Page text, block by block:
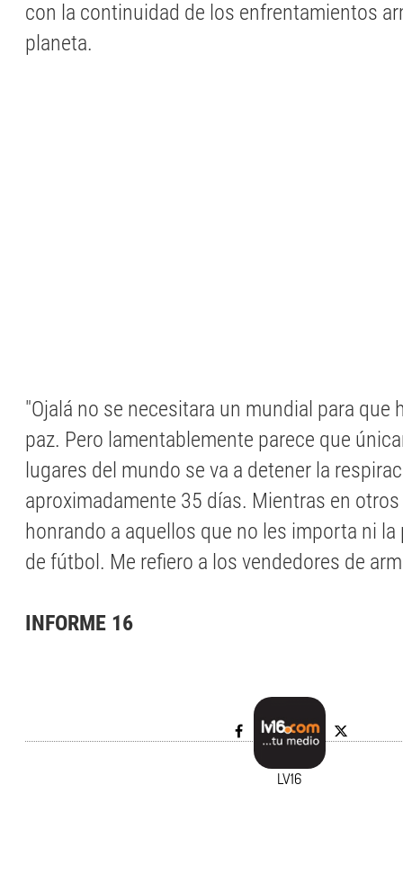
con la continuidad de los enfrentamientos
planeta.
"Ojalá no se necesitara un mundial para que
paz. Pero lamentablemente parece que
lugares del mundo se va a detener la
aproximadamente 35 días. Mientras en
honrando a aquellos que no les importa ni
de fútbol. Me refiero a los vendedores de
INFORME 16
LV16